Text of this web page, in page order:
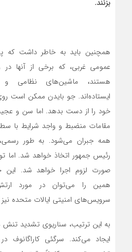
بزنند.
همچنین باید به خاطر داشت که
عمومی غربی، که برخی از آنها در
هستند، ماشین‌های نظامی و
ایستاده‌اند. جو بایدن ممکن است
خود را از دست بدهد. اما سن و
مقامات منضبط و واجد شرایط با
همه جبران‌ می‌شود. به طور
رئیس جمهور اتخاذ خواهد شد. اما
صورت لزوم اجرا خواهد شد.
همین را‌ می‌توان در مورد
سرویس‌های امنیتی ایالات متحده
به این ترتیب، سناریوی تشدید تنش
ایجاد‌ می‌کند. سرگئی کاراگانوف